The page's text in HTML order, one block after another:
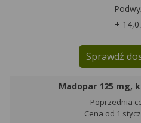
+
Sprawdź
Madopar 125 mg,
Poprzednia
Cena od 1